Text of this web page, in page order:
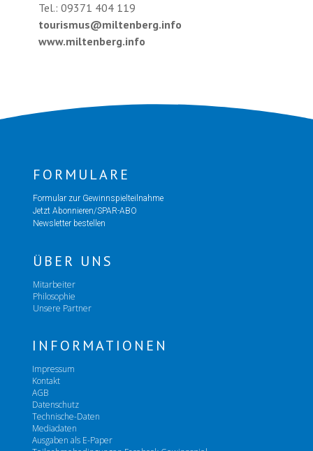
Tel.: 09371 404 119
tourismus@miltenberg.info
www.miltenberg.info
FORMULARE
Formular zur Gewinnspielteilnahme
Jetzt Abonnieren/SPAR-ABO
Newsletter bestellen
ÜBER UNS
Mitarbeiter
Philosophie
Unsere Partner
INFORMATIONEN
Impressum
Kontakt
AGB
Datenschutz
Technische-Daten
Mediadaten
Ausgaben als E-Paper